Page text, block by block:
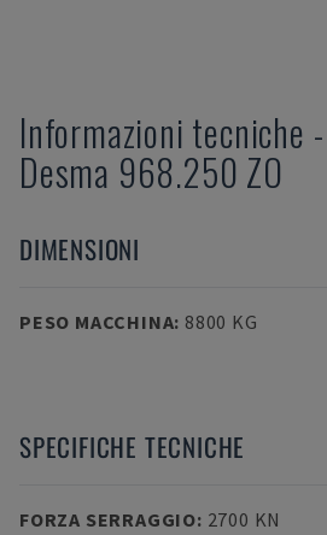
Informazioni tecniche -
Desma 968.250 ZO
DIMENSIONI
PESO MACCHINA: 8800 KG
SPECIFICHE TECNICHE
FORZA SERRAGGIO: 2700 KN